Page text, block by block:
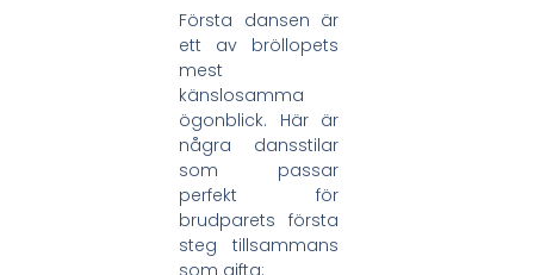
Första dansen är
ett av bröllopets
mest
känslosamma
ögonblick. Här är
några dansstilar
som passar
perfekt för
brudparets första
steg tillsammans